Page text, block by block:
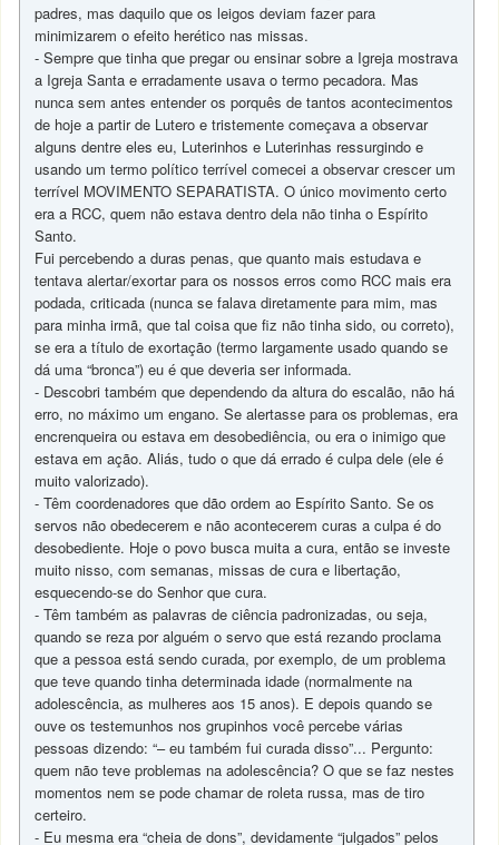
padres, mas daquilo que os leigos deviam fazer para
minimizarem o efeito herético nas missas.
- Sempre que tinha que pregar ou ensinar sobre a Igreja mostrava
a Igreja Santa e erradamente usava o termo pecadora. Mas
nunca sem antes entender os porquês de tantos acontecimentos
de hoje a partir de Lutero e tristemente começava a observar
alguns dentre eles eu, Luterinhos e Luterinhas ressurgindo e
usando um termo político terrível comecei a observar crescer um
terrível MOVIMENTO SEPARATISTA. O único movimento certo
era a RCC, quem não estava dentro dela não tinha o Espírito
Santo.
Fui percebendo a duras penas, que quanto mais estudava e
tentava alertar/exortar para os nossos erros como RCC mais era
podada, criticada (nunca se falava diretamente para mim, mas
para minha irmã, que tal coisa que fiz não tinha sido, ou correto),
se era a título de exortação (termo largamente usado quando se
dá uma “bronca”) eu é que deveria ser informada.
- Descobri também que dependendo da altura do escalão, não há
erro, no máximo um engano. Se alertasse para os problemas, era
encrenqueira ou estava em desobediência, ou era o inimigo que
estava em ação. Aliás, tudo o que dá errado é culpa dele (ele é
muito valorizado).
- Têm coordenadores que dão ordem ao Espírito Santo. Se os
servos não obedecerem e não acontecerem curas a culpa é do
desobediente. Hoje o povo busca muita a cura, então se investe
muito nisso, com semanas, missas de cura e libertação,
esquecendo-se do Senhor que cura.
- Têm também as palavras de ciência padronizadas, ou seja,
quando se reza por alguém o servo que está rezando proclama
que a pessoa está sendo curada, por exemplo, de um problema
que teve quando tinha determinada idade (normalmente na
adolescência, as mulheres aos 15 anos). E depois quando se
ouve os testemunhos nos grupinhos você percebe várias
pessoas dizendo: “– eu também fui curada disso”... Pergunto:
quem não teve problemas na adolescência? O que se faz nestes
momentos nem se pode chamar de roleta russa, mas de tiro
certeiro.
- Eu mesma era “cheia de dons”, devidamente “julgados” pelos